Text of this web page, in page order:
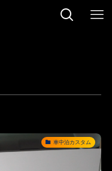
車中泊カスタム